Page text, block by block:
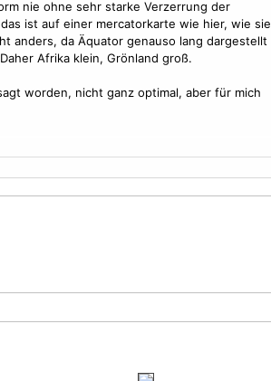
nie ohne sehr starke Verzerrung der
ist auf einer mercatorkarte wie hier, wie sie
anders, da Äquator genauso lang dargestellt
Afrika klein, Grönland groß.
worden, nicht ganz optimal, aber für mich